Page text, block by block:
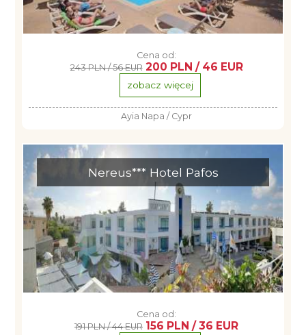
Cena od:
243 PLN / 56 EUR 200 PLN / 46 EUR
zobacz więcej
Ayia Napa / Cypr
Nereus*** Hotel Pafos
Cena od:
191 PLN / 44 EUR 156 PLN / 36 EUR